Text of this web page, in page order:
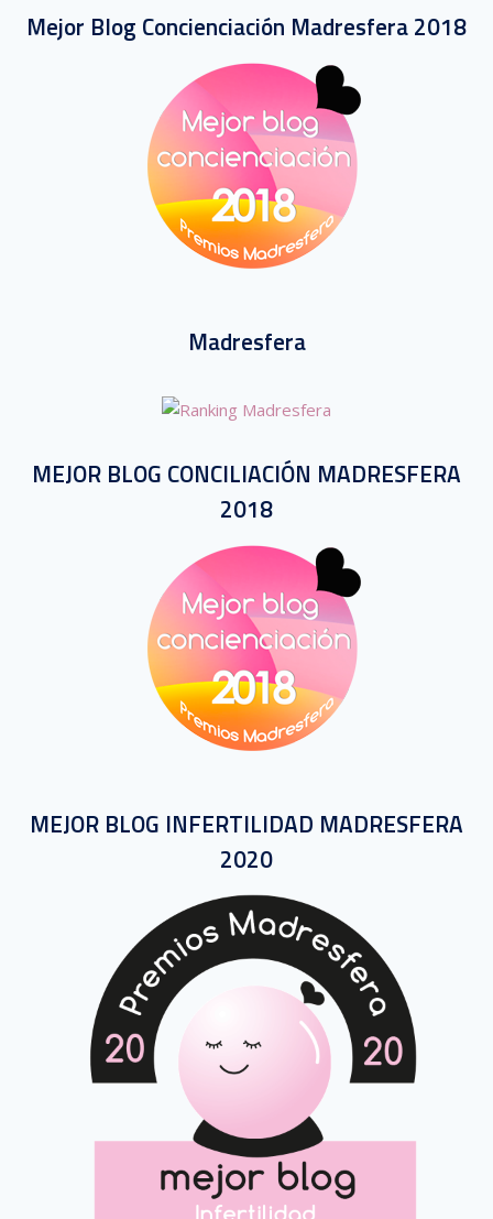
Mejor Blog Concienciación Madresfera 2018
Madresfera
MEJOR BLOG CONCILIACIÓN MADRESFERA
2018
MEJOR BLOG INFERTILIDAD MADRESFERA
2020